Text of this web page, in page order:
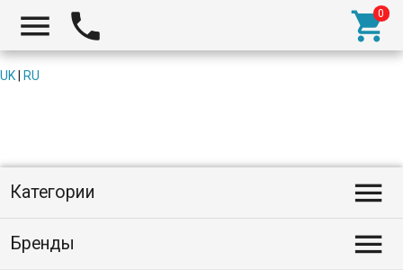
  
UK RU
Категории 
Бренды 